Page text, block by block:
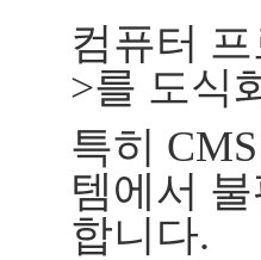
컴퓨터
>를 도식
특히
템에서
합니다.